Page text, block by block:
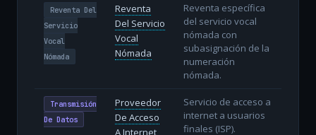
Reventa Del
Servicio
Vocal
Nómada
Reventa
Del Servicio
Vocal
Nómada
Reventa específica
del servicio vocal
nómada con
subasignación de la
numeración
nómada.
Transmisión
De Datos
Proveedor
De Acceso
A Internet
Servicio de acceso a
internet a usuarios
finales (ISP).